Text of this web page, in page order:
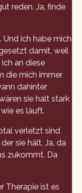
reden. Ja, finde
Und ich habe mich
damit, weil
an diese
die mich immer
dahinter
sie halt stark
es läuft.
verletzt sind
sie hält. Ja, da
zukommt. Da
Therapie ist es